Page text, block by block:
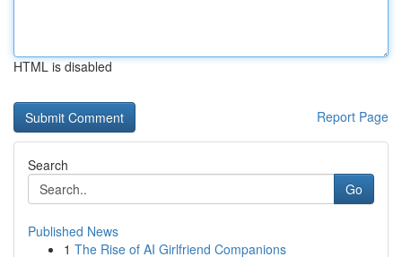
HTML is disabled
Report Page
Search
Go
Published News
1 The Rise of AI Girlfriend Companions